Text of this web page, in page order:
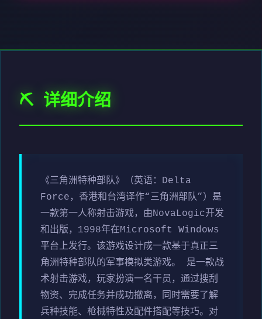
⛏️ 详细介绍
《三角洲特种部队》（英语：Delta
Force，香港和台湾译作“三角洲部队”）是
一款第一人称射击游戏，由NovaLogic开发
和出版，1998年在Microsoft Windows
平台上发行。该游戏设计成一款基于真正三
角洲特种部队的军事模拟类游戏。 是一款战
术射击游戏，玩家扮演一名干员，通过搜刮
物资、完成任务并成功撤离，同时需要了解
兵种技能、枪械特性及配件搭配等技巧。对